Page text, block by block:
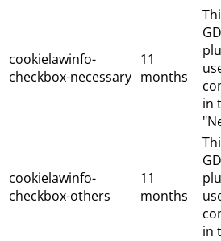
cookielawinfo-
checkbox-necessary
11
months
in
cookielawinfo-
checkbox-others
11
months
in